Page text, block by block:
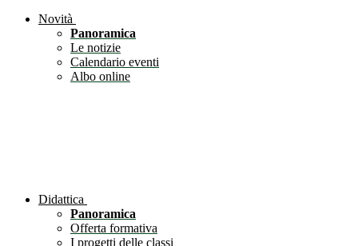
Novità
Panoramica
Le notizie
Calendario eventi
Albo online
Didattica
Panoramica
Offerta formativa
I progetti delle classi